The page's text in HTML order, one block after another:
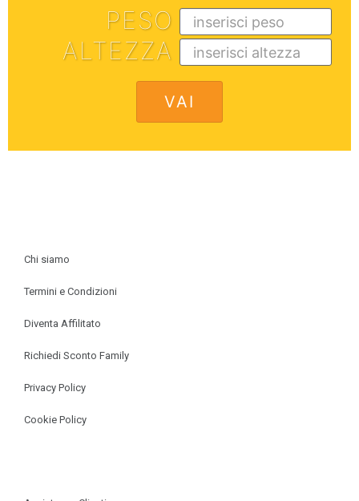
PESO
ALTEZZA
Chi siamo
Termini e Condizioni
Diventa Affilitato
Richiedi Sconto Family
Privacy Policy
Cookie Policy